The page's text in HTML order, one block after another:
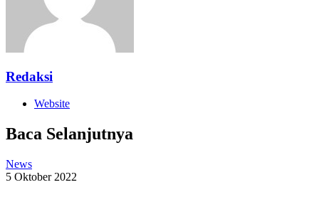
Redaksi
Website
Baca Selanjutnya
News
5 Oktober 2022